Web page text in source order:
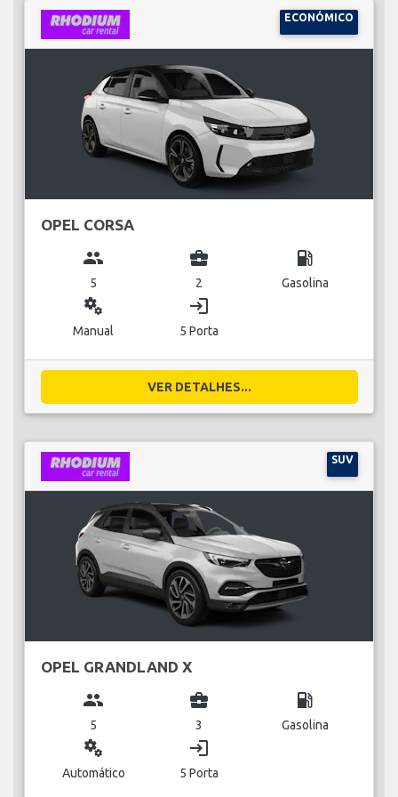
ECONÓMICO
OPEL CORSA
group
5
business_center
2
local_gas_station
Gasolina
miscellaneous_services
Manual
login
5 Porta
VER DETALHES...
SUV
OPEL GRANDLAND X
group
5
business_center
3
local_gas_station
Gasolina
miscellaneous_services
Automático
login
5 Porta